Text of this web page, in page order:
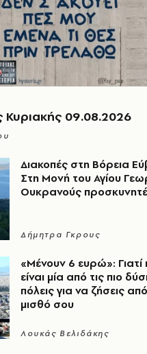
Κυριακής 09.08.2026
Διακοπές στη Βόρεια
Στη Μονή του Αγίου
Ουκρανούς
Δήμητρα Γκρους
«Μένουν 6 ευρώ»: Γιατί
είναι μία από τις πιο
πόλεις για να ζήσεις
μισθό σου
Λουκάς Βελιδάκης